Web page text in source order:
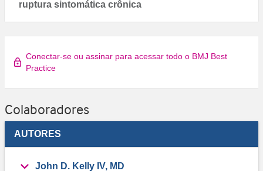
ruptura sintomática crônica
Conectar-se ou assinar para acessar todo o BMJ Best
Practice
Colaboradores
AUTORES
John D. Kelly IV, MD